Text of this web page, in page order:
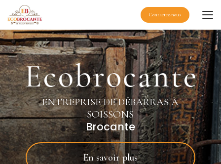
contenu
principal
Contactez-nous
ENTREPRISE DE DÉBARRAS À
SOISSONS
Brocante
En savoir plus